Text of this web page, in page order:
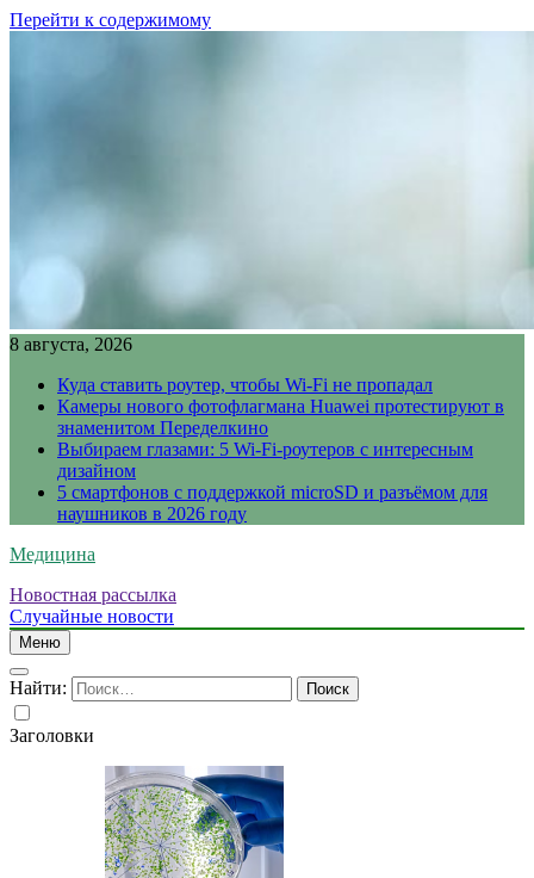
Перейти к содержимому
8 августа, 2026
Куда ставить роутер, чтобы Wi-Fi не пропадал
Камеры нового фотофлагмана Huawei протестируют в
знаменитом Переделкино
Выбираем глазами: 5 Wi-Fi-роутеров с интересным
дизайном
5 смартфонов с поддержкой microSD и разъёмом для
наушников в 2026 году
Медицина
Новостная рассылка
Случайные новости
Меню
Найти:
Заголовки